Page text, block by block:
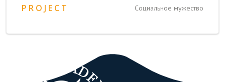
PROJECT Социальное мужество